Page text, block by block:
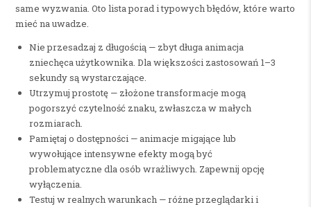
same wyzwania. Oto lista porad i typowych błędów, które warto
mieć na uwadze.
Nie przesadzaj z długością — zbyt długa animacja
zniechęca użytkownika. Dla większości zastosowań 1–3
sekundy są wystarczające.
Utrzymuj prostotę — złożone transformacje mogą
pogorszyć czytelność znaku, zwłaszcza w małych
rozmiarach.
Pamiętaj o dostępności — animacje migające lub
wywołujące intensywne efekty mogą być
problematyczne dla osób wrażliwych. Zapewnij opcję
wyłączenia.
Testuj w realnych warunkach — różne przeglądarki i